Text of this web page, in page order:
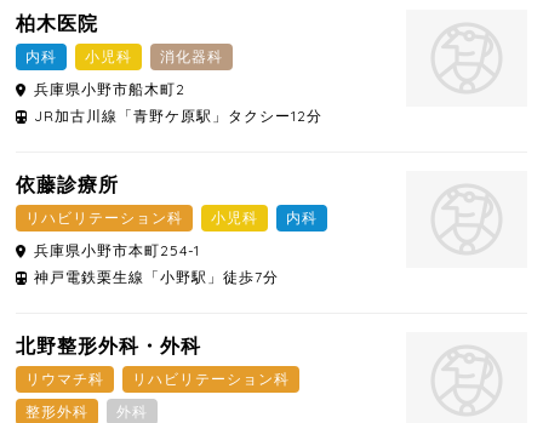
柏木医院
内科 小児科
消化器科
兵庫県小野市船木町2
JR加古川線「青野ケ原駅」タクシー12分
依藤診療所
リハビリテーション科 小児科
内科
兵庫県小野市本町254-1
神戸電鉄栗生線「小野駅」徒歩7分
北野整形外科・外科
リウマチ科
リハビリテーション科
整形外科
外科